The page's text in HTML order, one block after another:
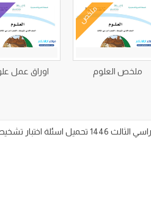
ملخص
ملخص العلوم اوراق عمل